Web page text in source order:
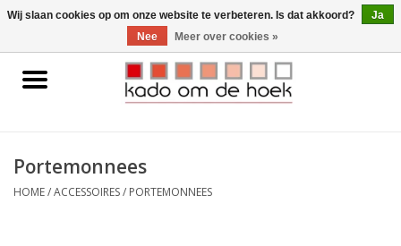
0 Artikelen - €0,00
Home
Gadgets
Portemonnees
HOME/ACCESSOIRES/ PORTEMONNEES
Wij slaan cookies op om onze website te verbeteren. Is dat akkoord?
Ja
Nee
Meer over cookies »